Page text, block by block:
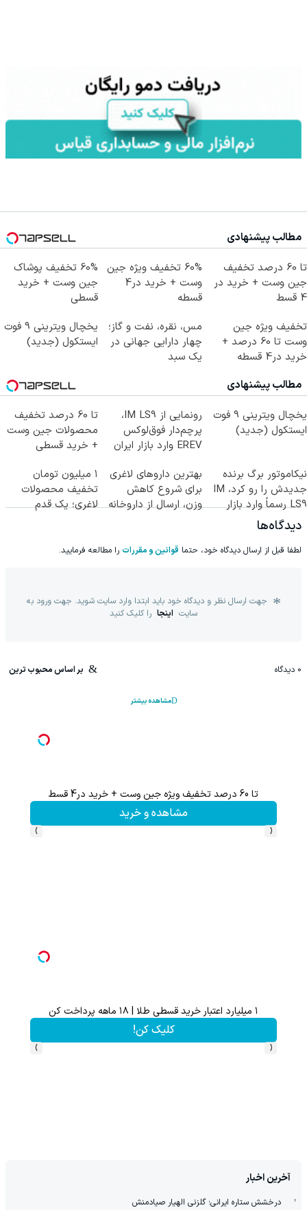
مطالب پیشنهادی
تا 60 درصد تخفیف
جین وست + خرید در
4 قسط
60% تخفیف ویژه جین
وست + خرید در4
قسطه
60% تخفیف پوشاک
جین وست + خرید
قسطی
تخفیف ویژه جین
وست تا 60 درصد +
خرید در4 قسطه
مس، نقره، نفت و گاز؛
چهار دارایی جهانی در
یک سبد
یخچال ویترینی 9 فوت
ایستکول (جدید)
مطالب پیشنهادی
یخچال ویترینی 9 فوت
ایستکول (جدید)
رونمایی از IM LS9،
پرچم‌دار فوق‌لوکس
EREV وارد بازار ایران
تا 60 درصد تخفیف
محصولات جین وست
+ خرید قسطی
نیکاموتور برگ برنده
جدیدش را رو کرد، IM
LS9 رسماً وارد بازار
ایران شد
بهترین داروهای لاغری
برای شروع کاهش
وزن، ارسال از داروخانه
۱ میلیون تومان
تخفیف محصولات
لاغری؛ یک قدم
دیدگاه‌ها
لطفا قبل از ارسال دیدگاه خود، حتما قوانین و مقررات را مطالعه فرمایید.
جهت ارسال نظر و دیدگاه خود باید ابتدا وارد سایت شوید. جهت ورود به
سایت اینجا را کلیک کنید
0 دیدگاه بر اساس محبوب ترین
مشاهده بیشتر
تا 60 درصد تخفیف ویژه جین وست + خرید در4 قسط
مشاهده و خرید
‹
›
۱ میلیارد اعتبار خرید قسطی طلا | ۱۸ ماهه پرداخت کن
کلیک کن!
‹
›
آخرین اخبار
درخشش ستاره ایرانی؛ گلزنی الهیار صیادمنش